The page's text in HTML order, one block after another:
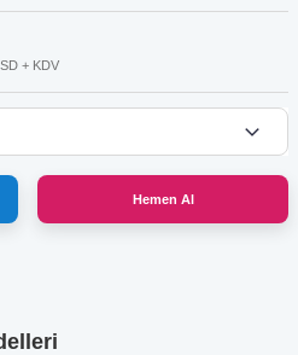
+ KDV
Hemen Al